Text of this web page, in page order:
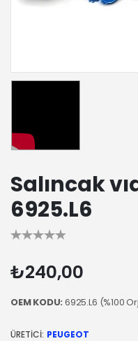
Salıncak
6925.L6
₺240,00
OEM KODU:6925.L6 (%100
ÜRETICI: PEUGEOT